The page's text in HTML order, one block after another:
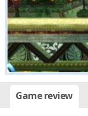
Game review